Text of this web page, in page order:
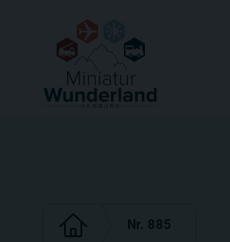
Nr. 885